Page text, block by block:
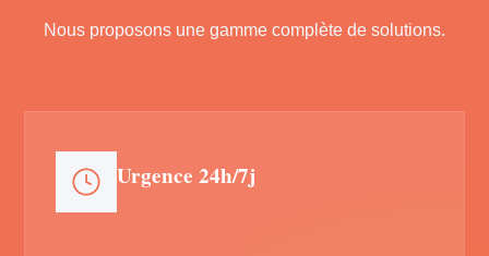
Nous proposons une gamme complète de solutions.
Urgence 24h/7j